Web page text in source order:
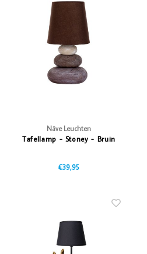
Näve Leuchten
Tafellamp - Stoney - Bruin
€39,95